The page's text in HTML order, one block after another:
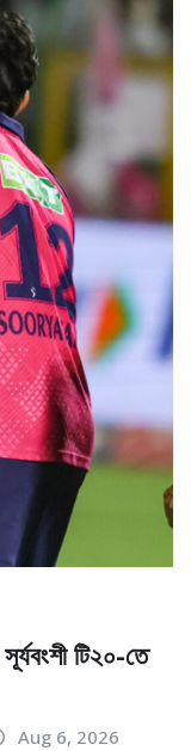
টি২০-তে
Aug 6, 2026